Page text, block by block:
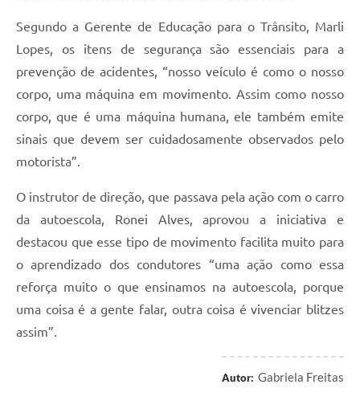
Segundo a Gerente de Educação para o Trânsito, Marli
Lopes, os itens de segurança são essenciais para a
prevenção de acidentes, “nosso veículo é como o nosso
corpo, uma máquina em movimento. Assim como nosso
corpo, que é uma máquina humana, ele também emite
sinais que devem ser cuidadosamente observados pelo
motorista”.
O instrutor de direção, que passava pela ação com o carro
da autoescola, Ronei Alves, aprovou a iniciativa e
destacou que esse tipo de movimento facilita muito para
o aprendizado dos condutores “uma ação como essa
reforça muito o que ensinamos na autoescola, porque
uma coisa é a gente falar, outra coisa é vivenciar blitzes
assim”.
Autor: Gabriela Freitas